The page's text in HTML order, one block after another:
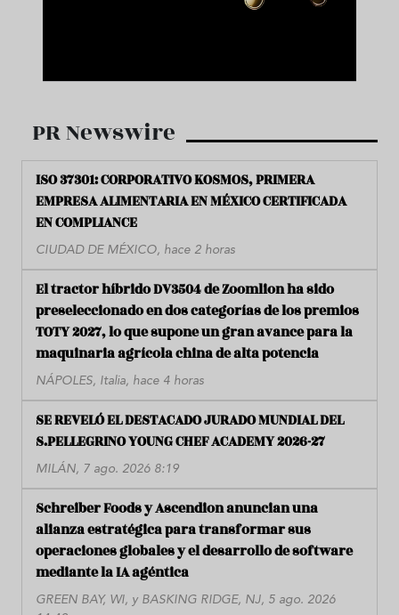
PR Newswire
ISO 37301: CORPORATIVO KOSMOS, PRIMERA
EMPRESA ALIMENTARIA EN MÉXICO CERTIFICADA
EN COMPLIANCE
CIUDAD DE MÉXICO, hace 2 horas
El tractor híbrido DV3504 de Zoomlion ha sido
preseleccionado en dos categorías de los premios
TOTY 2027, lo que supone un gran avance para la
maquinaria agrícola china de alta potencia
NÁPOLES, Italia, hace 4 horas
SE REVELÓ EL DESTACADO JURADO MUNDIAL DEL
S.PELLEGRINO YOUNG CHEF ACADEMY 2026-27
MILÁN, 7 ago. 2026 8:19
Schreiber Foods y Ascendion anuncian una
alianza estratégica para transformar sus
operaciones globales y el desarrollo de software
mediante la IA agéntica
GREEN BAY, WI, y BASKING RIDGE, NJ, 5 ago. 2026